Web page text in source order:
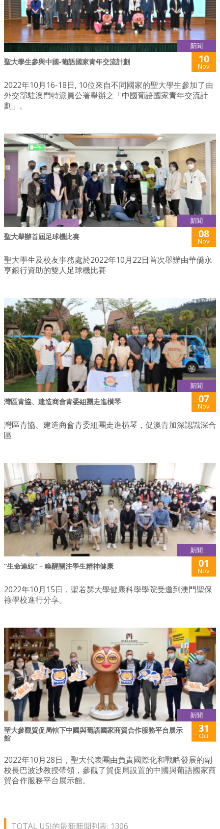
新聞
聖大學生參與中國-葡語國家青年交流計劃 10
Nov
2022年10月16-18日, 10位來自不同國家的聖大學生參加了由
外交部駐澳門特派員公署舉辦之「中國葡語國家青年交流計
劃」。
新聞
聖大舉辦首屆足球機比賽 08
Nov
聖大學生及校友事務處於2022年10月22日首次舉辦由華僑永
亨銀行資助的雙人足球機比賽
新聞
灣區青協、建造商會青委組團走進橫琴 07
Nov
灣區青協、建造商會青委組團走進橫琴，促澳青加深認識深合
區
新聞
“生命連線” – 喚醒關注學生精神健康 01
Nov
2022年10月15日，聖若瑟大學健康科學學院受邀到澳門聖保
祿學校進行分享。
新聞
聖大參觀貿促局轄下中國與葡語國家商貿合作服務平台展示
館
31
Oct
2022年10月28日，聖大代表團由負責國際化和戰略發展的副
校長巴波沙教授帶領，參觀了貿促局設置的中國與葡語國家商
貿合作服務平台展示館。
TOTAL USJ的最新新聞列表: 1306